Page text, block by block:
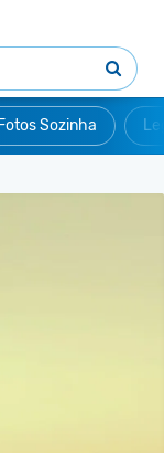
Fotos Sozinha